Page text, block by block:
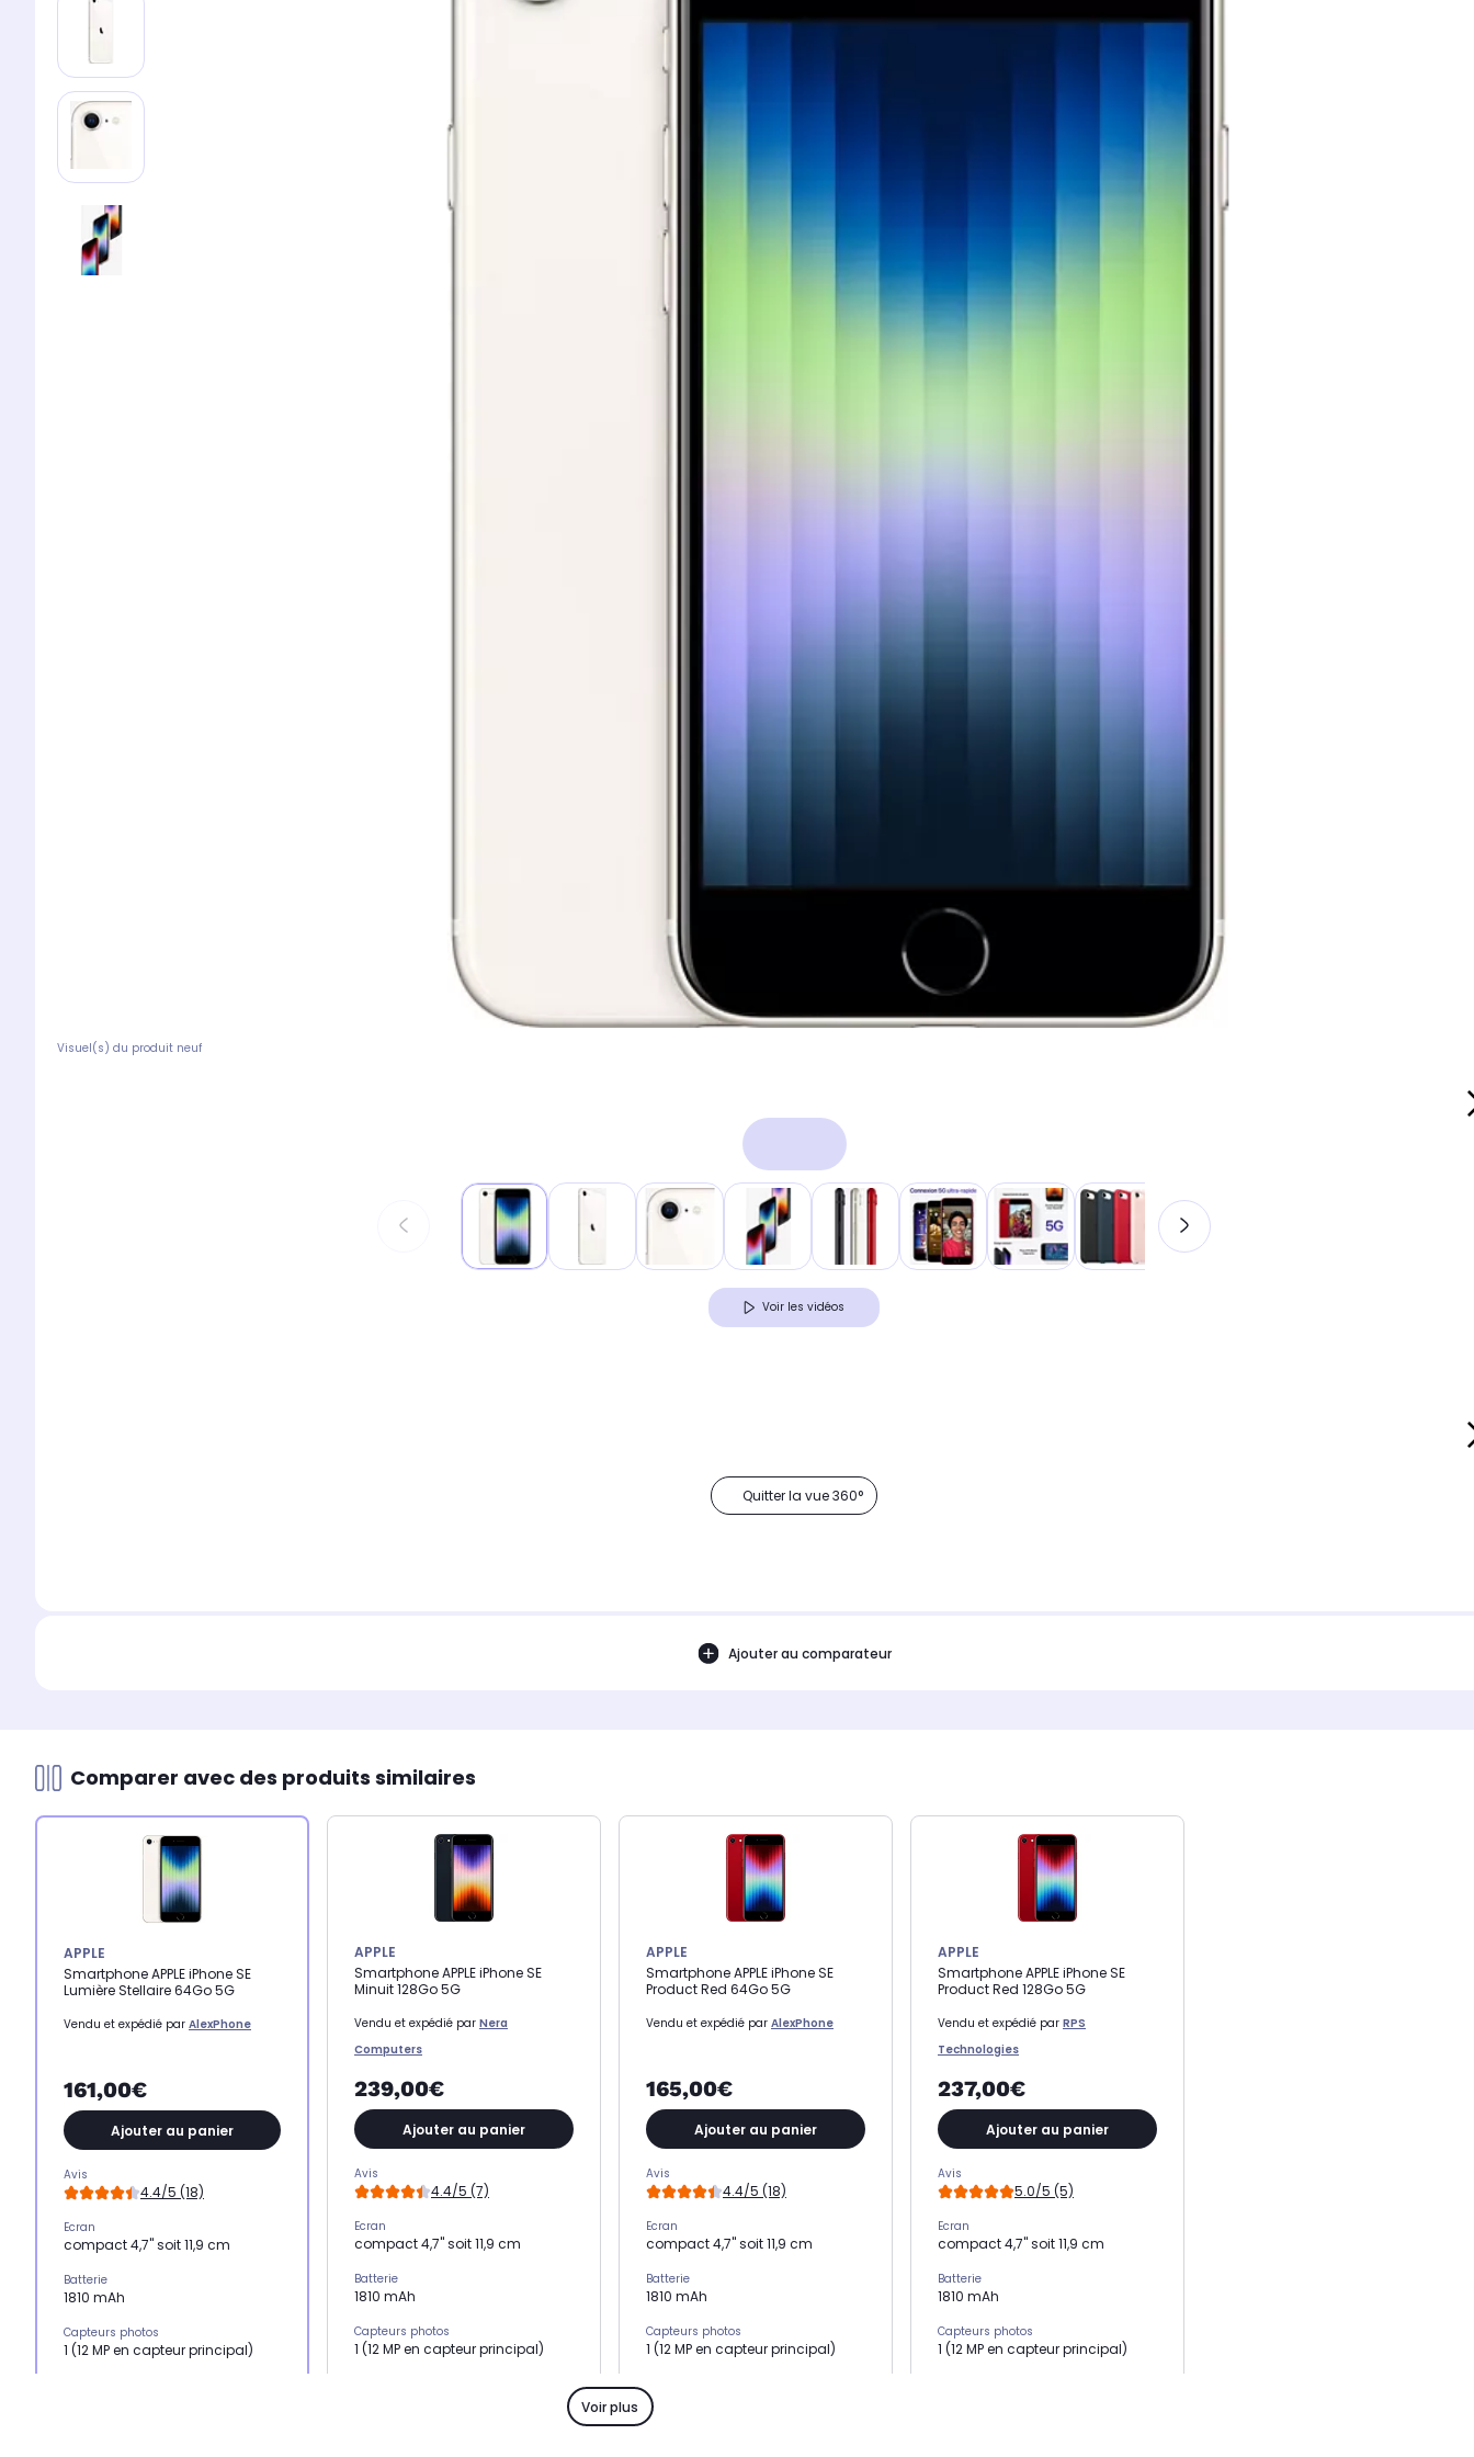
Visuel(s) du produit neuf
Voir les vidéos
Quitter la vue 360°
Ajouter au comparateur
Comparer avec des produits similaires
APPLE
Smartphone APPLE iPhone SE
Lumière Stellaire 64Go 5G
Vendu et expédié par AlexPhone
161,00€
Ajouter au panier
Avis
4.4/5 (18)
Ecran
compact 4,7" soit 11,9 cm
Batterie
1810 mAh
Capteurs photos
1 (12 MP en capteur principal)
APPLE
Smartphone APPLE iPhone SE
Minuit 128Go 5G
Vendu et expédié par Nera
Computers
239,00€
Ajouter au panier
Avis
4.4/5 (7)
Ecran
compact 4,7" soit 11,9 cm
Batterie
1810 mAh
Capteurs photos
1 (12 MP en capteur principal)
APPLE
Smartphone APPLE iPhone SE
Product Red 64Go 5G
Vendu et expédié par AlexPhone
165,00€
Ajouter au panier
Avis
4.4/5 (18)
Ecran
compact 4,7" soit 11,9 cm
Batterie
1810 mAh
Capteurs photos
1 (12 MP en capteur principal)
3 Go
APPLE
Smartphone APPLE iPhone SE
Product Red 128Go 5G
Vendu et expédié par RPS
Technologies
237,00€
Ajouter au panier
Avis
5.0/5 (5)
Ecran
compact 4,7" soit 11,9 cm
Batterie
1810 mAh
Capteurs photos
1 (12 MP en capteur principal)
Voir plus